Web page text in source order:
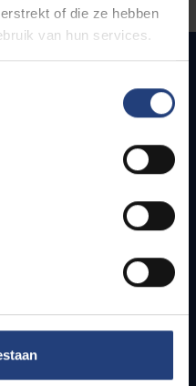
of die ze hebben
van hun services.